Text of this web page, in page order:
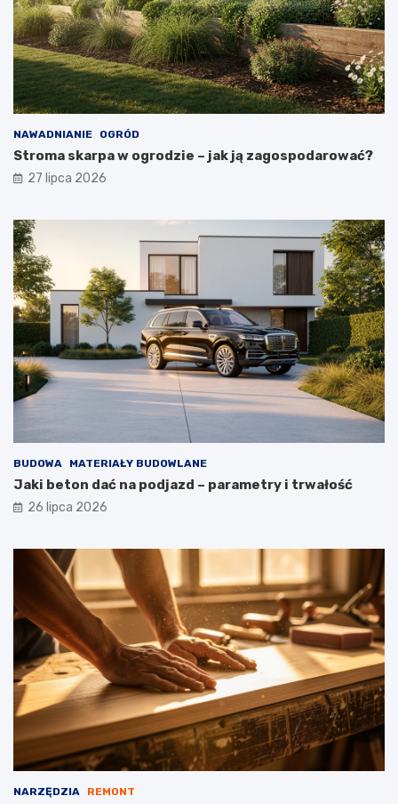
NAWADNIANIE OGRÓD
Stroma skarpa w ogrodzie – jak ją zagospodarować?
27 lipca 2026
BUDOWA MATERIAŁY BUDOWLANE
Jaki beton dać na podjazd – parametry i trwałość
26 lipca 2026
NARZĘDZIA REMONT